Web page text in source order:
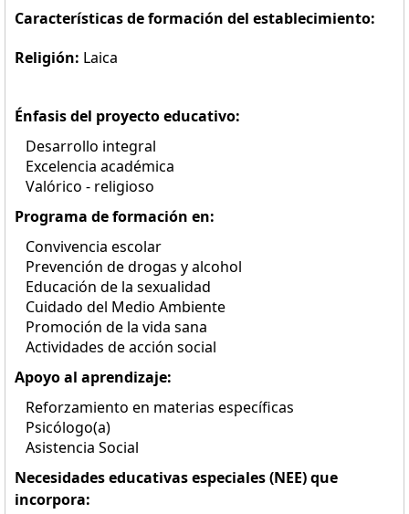
Características de formación del establecimiento:
Religión: Laica
Énfasis del proyecto educativo:
Desarrollo integral
Excelencia académica
Valórico - religioso
Programa de formación en:
Convivencia escolar
Prevención de drogas y alcohol
Educación de la sexualidad
Cuidado del Medio Ambiente
Promoción de la vida sana
Actividades de acción social
Apoyo al aprendizaje:
Reforzamiento en materias específicas
Psicólogo(a)
Asistencia Social
Necesidades educativas especiales (NEE) que
incorpora: